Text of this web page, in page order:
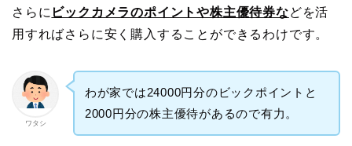
さらに ビックカメラのポイントや株主優待券などを活
用すればさらに安く購入することができるわけです。
ワタシ
わが家では24000円分のビックポイントと
2000円分の株主優待があるので有力。